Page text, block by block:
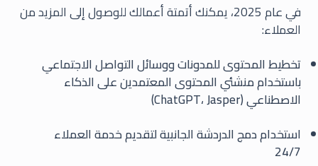
في عام 2025، يمكنك أتمتة أعمالك للوصول إلى المزيد من
العملاء:
تخطيط المحتوى للمدونات ووسائل التواصل الاجتماعي
باستخدام منشئي المحتوى المعتمدين على الذكاء
الاصطناعي (ChatGPT، Jasper)
استخدام دمج الدردشة الجانبية لتقديم خدمة العملاء
24/7